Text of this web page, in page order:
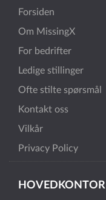
Forsiden
Om MissingX
For bedrifter
Ledige stillinger
Ofte stilte spørsmål
Kontakt oss
Vilkår
Privacy Policy
HOVEDKONTOR